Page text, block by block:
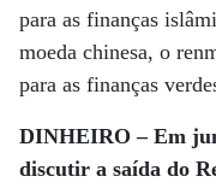
para as finanças
moeda chinesa, o
para as finanças
DINHEIRO – Em
discutir a saída do